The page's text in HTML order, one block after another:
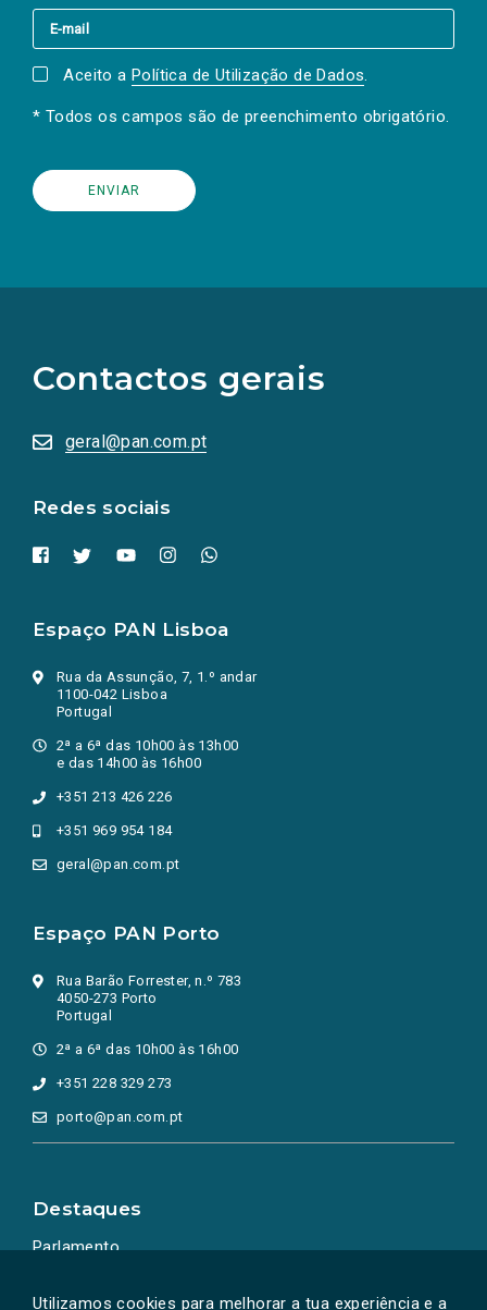
Utilizamos cookies para melhorar a tua experiência e a
Aceito a Política de Utilização de Dados.
* Todos os campos são de preenchimento obrigatório.
Contactos gerais
geral@pan.com.pt
Redes sociais
redes
sociais
numa
nova
Espaço PAN Lisboa
Rua da Assunção, 7, 1.º andar
1100-042 Lisboa
Portugal
2ª a 6ª das 10h00 às 13h00
e das 14h00 às 16h00
+351 213 426 226
+351 969 954 184
geral@pan.com.pt
Espaço PAN Porto
Rua Barão Forrester, n.º 783
4050-273 Porto
Portugal
2ª a 6ª das 10h00 às 16h00
+351 228 329 273
porto@pan.com.pt
Destaques
Parlamento